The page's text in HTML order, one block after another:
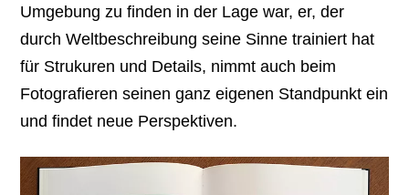
Umgebung zu finden in der Lage war, er, der
durch Weltbeschreibung seine Sinne trainiert hat
für Strukuren und Details, nimmt auch beim
Fotografieren seinen ganz eigenen Standpunkt ein
und findet neue Perspektiven.